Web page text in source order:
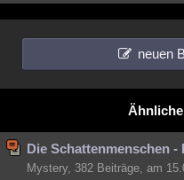
neuen
Die Schattenmenschen
Mystery, 382 Beiträge, am